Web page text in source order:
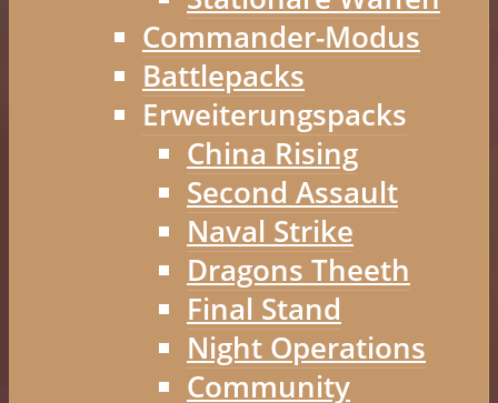
Commander-Modus
Battlepacks
Erweiterungspacks
China Rising
Second Assault
Naval Strike
Dragons Theeth
Final Stand
Night Operations
Community